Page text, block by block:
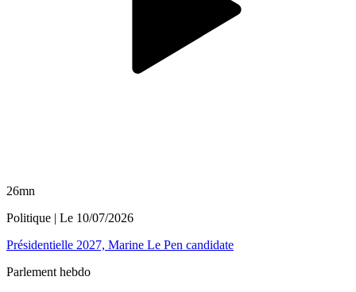
26mn
Politique | Le 10/07/2026
Présidentielle 2027, Marine Le Pen candidate
Parlement hebdo